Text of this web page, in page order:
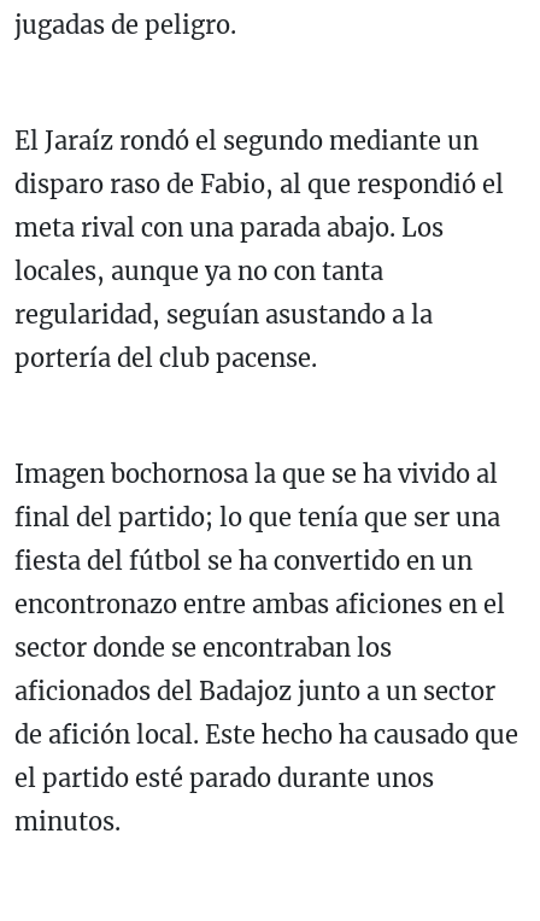
jugadas de peligro.
El Jaraíz rondó el segundo mediante un
disparo raso de Fabio, al que respondió el
meta rival con una parada abajo. Los
locales, aunque ya no con tanta
regularidad, seguían asustando a la
portería del club pacense.
Imagen bochornosa la que se ha vivido al
final del partido; lo que tenía que ser una
fiesta del fútbol se ha convertido en un
encontronazo entre ambas aficiones en el
sector donde se encontraban los
aficionados del Badajoz junto a un sector
de afición local. Este hecho ha causado que
el partido esté parado durante unos
minutos.